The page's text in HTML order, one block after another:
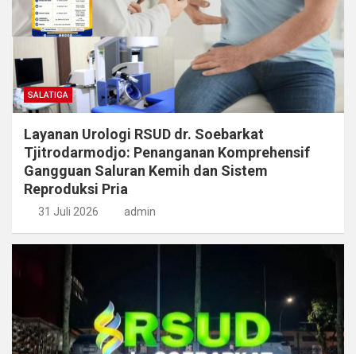
SALATIGA
Layanan Urologi RSUD dr. Soebarkat
Tjitrodarmodjo: Penanganan Komprehensif
Gangguan Saluran Kemih dan Sistem
Reproduksi Pria
31 Juli 2026 admin